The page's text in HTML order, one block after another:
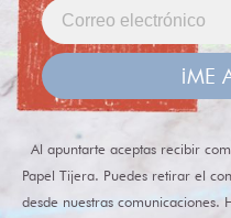
¡ME
Al apuntarte aceptas recibir
Papel Tijera. Puedes retirar el
desde nuestras comunicaciones.